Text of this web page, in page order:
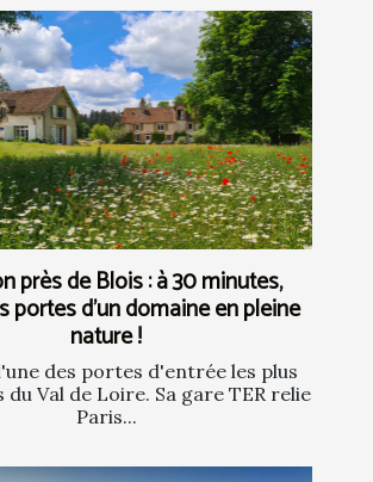
près de Blois : à 30 minutes,
portes d’un domaine en pleine
nature !
des portes d'entrée les plus
du Val de Loire. Sa gare TER relie
Paris...